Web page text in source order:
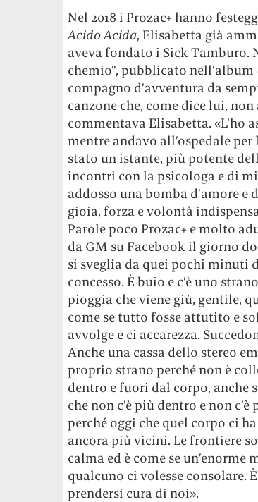
Nel 2018 i Prozac+ hanno
Acido Acida, Elisabetta già
aveva fondato i Sick Tamburo.
chemio”, pubblicato nell’album
compagno d’avventura da
canzone che, come dice lui,
commentava Elisabetta. «L’ho
mentre andavo all’ospedale
stato un istante, più potente
incontri con la psicologa e di
addosso una bomba d’amore e
gioia, forza e volontà
Parole poco Prozac+ e molto
da GM su Facebook il giorno
si sveglia da quei pochi minuti
concesso. È buio e c’è uno
pioggia che viene giù, gentile,
come se tutto fosse attutito e
avvolge e ci accarezza.
Anche una cassa dello stereo
proprio strano perché non è
dentro e fuori dal corpo, anche
che non c’è più dentro e non
perché oggi che quel corpo ci
ancora più vicini. Le frontiere
calma ed è come se un’enorme
qualcuno ci volesse consolare.
prendersi cura di noi».